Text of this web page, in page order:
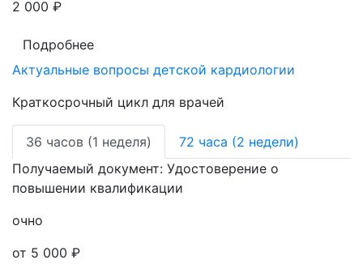
2 000 ₽
Подробнее
Актуальные вопросы детской кардиологии
Краткосрочный цикл для врачей
36 часов (1 неделя)
72 часа (2 недели)
Получаемый документ: Удостоверение о
повышении квалификации
очно
от 5 000 ₽